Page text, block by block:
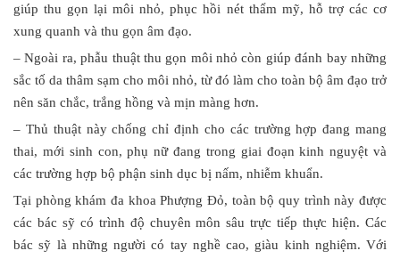
giúp thu gọn lại môi nhỏ, phục hồi nét thẩm mỹ, hỗ trợ các cơ
xung quanh và thu gọn âm đạo.
– Ngoài ra, phẫu thuật thu gọn môi nhỏ còn giúp đánh bay những
sắc tố da thâm sạm cho môi nhỏ, từ đó làm cho toàn bộ âm đạo trở
nên săn chắc, trắng hồng và mịn màng hơn.
– Thủ thuật này chống chỉ định cho các trường hợp đang mang
thai, mới sinh con, phụ nữ đang trong giai đoạn kinh nguyệt và
các trường hợp bộ phận sinh dục bị nấm, nhiễm khuẩn.
Tại phòng khám đa khoa Phượng Đỏ, toàn bộ quy trình này được
các bác sỹ có trình độ chuyên môn sâu trực tiếp thực hiện. Các
bác sỹ là những người có tay nghề cao, giàu kinh nghiệm. Với